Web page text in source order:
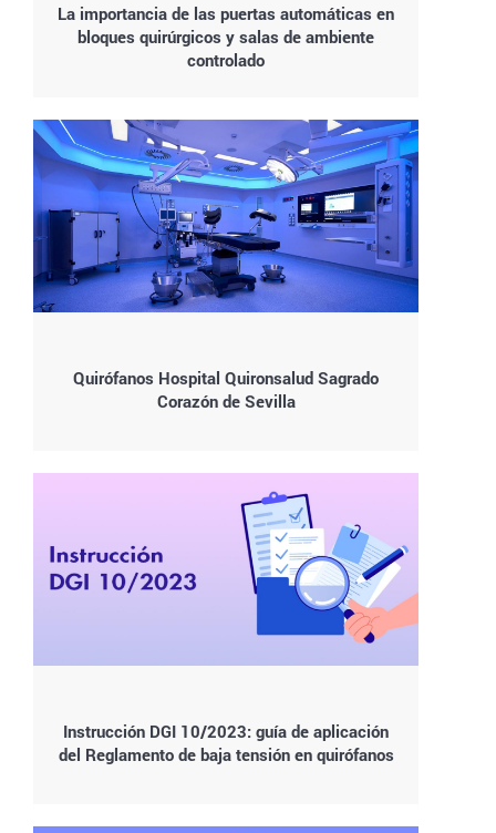
La importancia de las puertas automáticas en
bloques quirúrgicos y salas de ambiente
controlado
Quirófanos Hospital Quironsalud Sagrado
Corazón de Sevilla
Instrucción DGI 10/2023: guía de aplicación
del Reglamento de baja tensión en quirófanos